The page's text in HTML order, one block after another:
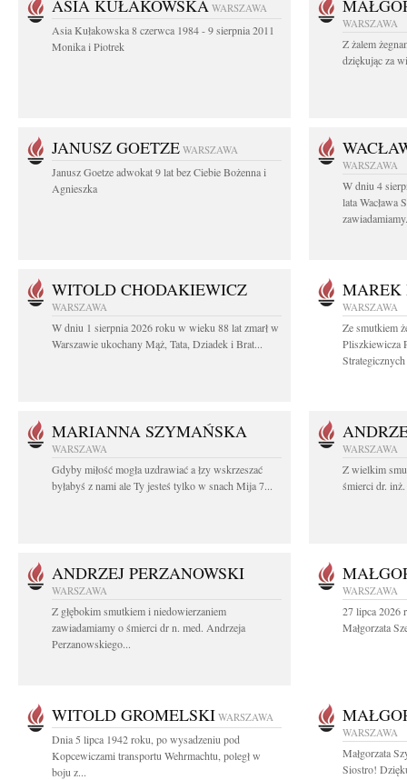
ASIA KUŁAKOWSKA WARSZAWA
Asia Kułakowska 8 czerwca 1984 - 9 sierpnia 2011
Monika i Piotrek
WARSZAWA
Z żalem
dziękując za
JANUSZ GOETZE WARSZAWA
Janusz Goetze adwokat 9 lat bez Ciebie Bożenna i
Agnieszka
WARSZAWA
W dniu 4
lata Wacława
WITOLD CHODAKIEWICZ
WARSZAWA
W dniu 1 sierpnia 2026 roku w wieku 88 lat zmarł w
Warszawie ukochany Mąż, Tata, Dziadek i Brat...
MAREK
WARSZAWA
Ze smutkiem
Pliszkiewicza
MARIANNA SZYMAŃSKA
WARSZAWA
Gdyby miłość mogła uzdrawiać a łzy wskrzeszać
byłabyś z nami ale Ty jesteś tylko w snach Mija 7...
WARSZAWA
Z wielkim
śmierci dr.
ANDRZEJ PERZANOWSKI
WARSZAWA
Z głębokim smutkiem i niedowierzaniem
zawiadamiamy o śmierci dr n. med. Andrzeja
Perzanowskiego...
WARSZAWA
27 lipca 2026
Małgorzata
WITOLD GROMELSKI WARSZAWA
Dnia 5 lipca 1942 roku, po wysadzeniu pod
Kopcewiczami transportu Wehrmachtu, poległ w
boju z...
WARSZAWA
Małgorzata
Siostro!